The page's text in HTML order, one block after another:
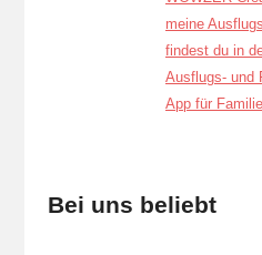
Bei uns beliebt